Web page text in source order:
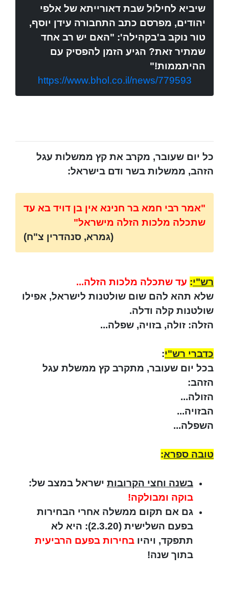
שיביא לחילול שבת דאורייתא של אלפי
יהודים, מפרסם כתב התחבורה עידן יוסף,
טור נוקב ב'בקהילה': "האם יש רב אחד
שמתיר זאת? הגיע הזמן להפסיק עם
ההיתממות!"
https://www.bhol.co.il/news/779593
כל יום שעובר, מקרב את קץ ממשלות עגל
הזהב, ממשלות בשר ודם בישראל:
"אמר רבי חמא בר חנינא אין בן דויד בא עד
שתכלה מלכות הזלה מישראל"
(גמרא, סנהדרין צ"ח)
רש"י: עד שתכלה מלכות הזלה...
שלא תהא להם שום שולטנות לישראל, אפילו
שולטנות קלה ודלה.
הזלה: זולה, בזויה, שפלה...
כדברי רש"י:
בכל יום שעובר, מתקרב קץ ממשלת עגל
הזהב:
הזולה...
הבזויה...
השפלה...
טובה ספרא:
בשנה וחצי הקרובות ישראל במצב של:
בוקה ומבולקה!
גם אם תקום ממשלה אחרי הבחירות
בפעם השלישית (2.3.20): היא לא
תתפקד, ויהיו בחירות בפעם הרביעית
בתוך שנה!